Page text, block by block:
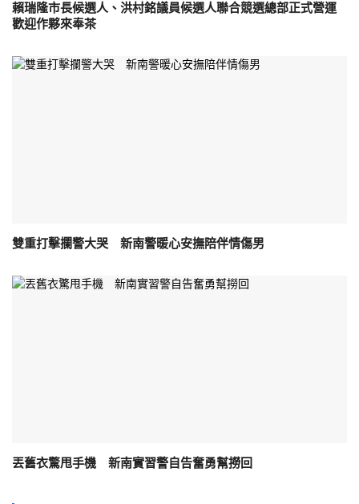
賴瑞隆市長候選人、洪村銘議員候選人聯合競選總部正式營運
歡迎作夥來奉茶
雙重打擊攔警大哭 新南警暖心安撫陪伴情傷男
丟舊衣驚甩手機 新南實習警自告奮勇幫撈回